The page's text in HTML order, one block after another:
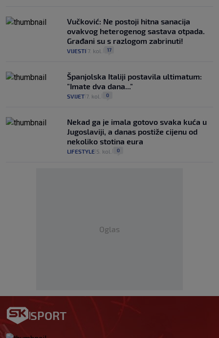
Vučković: Ne postoji hitna sanacija
ovakvog heterogenog sastava otpada.
Građani su s razlogom zabrinuti!
VIJESTI 7. kol. 17
Španjolska Italiji postavila ultimatum:
"Imate dva dana..."
SVIJET 7. kol. 0
Nekad ga je imala gotovo svaka kuća u
Jugoslaviji, a danas postiže cijenu od
nekoliko stotina eura
LIFESTYLE 5. kol. 0
Oglas
SPORT